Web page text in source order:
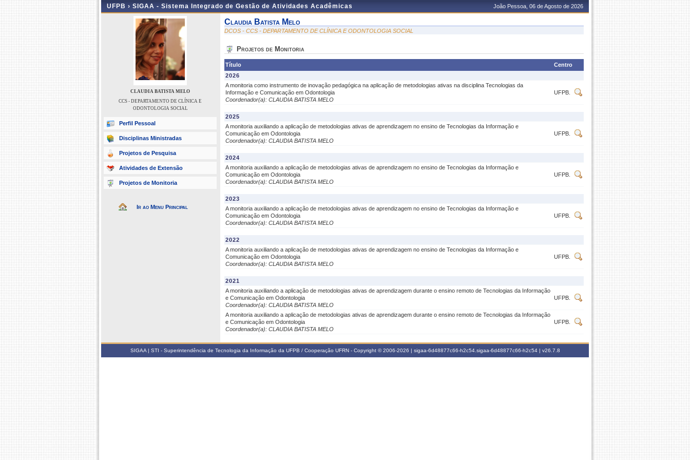
UFPB › SIGAA - Sistema Integrado de Gestão de Atividades Acadêmicas João Pessoa, 06 de Agosto de 2026
CLAUDIA BATISTA MELO
CCS - DEPARTAMENTO DE CLÍNICA E
ODONTOLOGIA SOCIAL
Perfil Pessoal
Disciplinas Ministradas
Projetos de Pesquisa
Atividades de Extensão
Projetos de Monitoria
Ir ao Menu Principal
Claudia Batista Melo
DCOS - CCS - DEPARTAMENTO DE CLÍNICA E ODONTOLOGIA SOCIAL
Projetos de Monitoria
Título
Centro
2026
A monitoria como instrumento de inovação pedagógica na aplicação de metodologias ativas na disciplina Tecnologias da
Informação e Comunicação em Odontologia
Coordenador(a): CLAUDIA BATISTA MELO
UFPB.
2025
A monitoria auxiliando a aplicação de metodologias ativas de aprendizagem no ensino de Tecnologias da Informação e
Comunicação em Odontologia
Coordenador(a): CLAUDIA BATISTA MELO
UFPB.
2024
A monitoria auxiliando a aplicação de metodologias ativas de aprendizagem no ensino de Tecnologias da Informação e
Comunicação em Odontologia
Coordenador(a): CLAUDIA BATISTA MELO
UFPB.
2023
A monitoria auxiliando a aplicação de metodologias ativas de aprendizagem no ensino de Tecnologias da Informação e
Comunicação em Odontologia
Coordenador(a): CLAUDIA BATISTA MELO
UFPB.
2022
A monitoria auxiliando a aplicação de metodologias ativas de aprendizagem no ensino de Tecnologias da Informação e
Comunicação em Odontologia
Coordenador(a): CLAUDIA BATISTA MELO
UFPB.
2021
A monitoria auxiliando a aplicação de metodologias ativas de aprendizagem durante o ensino remoto de Tecnologias da Informação
e Comunicação em Odontologia
Coordenador(a): CLAUDIA BATISTA MELO
UFPB.
A monitoria auxiliando a aplicação de metodologias ativas de aprendizagem durante o ensino remoto de Tecnologias da Informação
e Comunicação em Odontologia
Coordenador(a): CLAUDIA BATISTA MELO
UFPB.
SIGAA | STI - Superintendência de Tecnologia da Informação da UFPB / Cooperação UFRN - Copyright © 2006-2026 | sigaa-6d48877c66-h2c54.sigaa-6d48877c66-h2c54 | v26.7.8